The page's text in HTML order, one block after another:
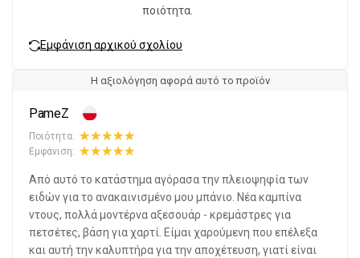
ποιότητα.
Εμφάνιση αρχικού σχολίου
Η αξιολόγηση αφορά αυτό το προϊόν
PameZ
Ποιότητα:
Εμφάνιση:
Από αυτό το κατάστημα αγόρασα την πλειοψηφία των
ειδών για το ανακαινισμένο μου μπάνιο. Νέα καμπίνα
ντους, πολλά μοντέρνα αξεσουάρ - κρεμάστρες για
πετσέτες, βάση για χαρτί. Είμαι χαρούμενη που επέλεξα
και αυτή την καλυπτήρα για την αποχέτευση, γιατί είναι